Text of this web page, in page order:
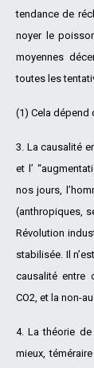
tendance de
noyer le
moyennes
toutes les
(1) Cela dépend
3. La causalité
et l’
nos jours,
(anthropiques,
Révolution
stabilisée. Il
causalité entre
CO2, et la non-
4. La théorie
mieux,